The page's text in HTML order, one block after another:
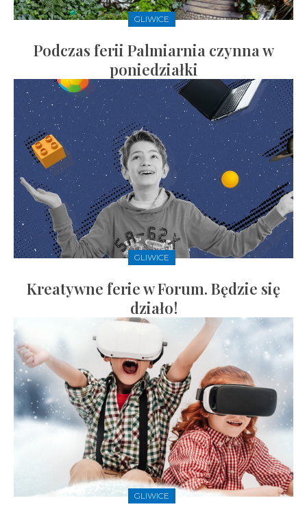
GLIWICE
Podczas ferii Palmiarnia czynna w
poniedziałki
GLIWICE
Kreatywne ferie w Forum. Będzie się
działo!
GLIWICE